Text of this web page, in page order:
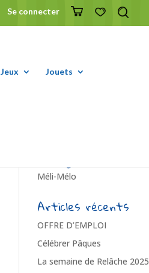
Se connecter
Jeux Jouets
Méli-Mélo
Articles récents
OFFRE D’EMPLOI
Célébrer Pâques
La semaine de Relâche 2025